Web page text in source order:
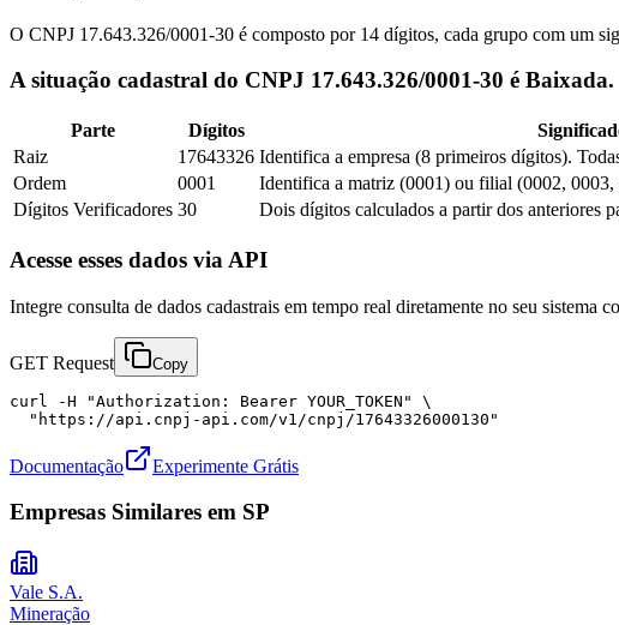
O CNPJ 17.643.326/0001-30 é composto por 14 dígitos, cada grupo com um
A situação cadastral do CNPJ 17.643.326/0001-30 é Baixada.
Parte Dígitos
Raiz
17643326 Identifica a empresa (8 primeiros dígitos).
Ordem
0001
Identifica a matriz (0001) ou filial (0002, 0003,
Dígitos Verificadores 30 Dois dígitos calculados a partir dos anteriores
Acesse esses dados via API
Integre consulta de dados cadastrais em tempo real diretamente no seu sistema
GET Request Copy
curl -H "Authorization: Bearer YOUR_TOKEN" \
  "https://api.cnpj-api.com/v1/cnpj/17643326000130"
Documentação Experimente Grátis
Empresas Similares em SP
Vale S.A.
Mineração